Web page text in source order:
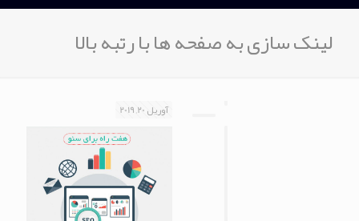
لینک سازی به صفحه ها با رتبه بالا
آوریل 20, 2019